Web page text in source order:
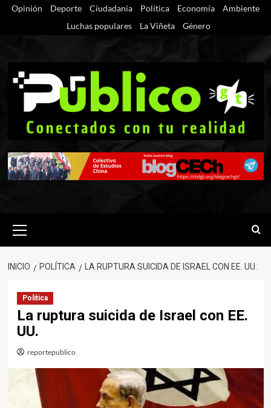
SaltarOpinión Deporte Ciudadania Política Economía
Ambiente
Luchas populares
La Viñeta Género
primario
INICIO POLÍTICA LA RUPTURA SUICIDA DE ISRAEL CON EE. UU.
Política
La ruptura suicida de Israel con EE.
UU.
reportepublico